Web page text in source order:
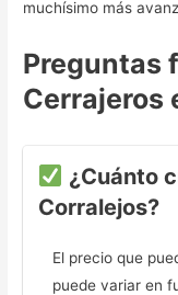
muchísimo más
Preguntas
Cerrajeros
¿Cuánto
Corralejos?
El precio que
puede variar en